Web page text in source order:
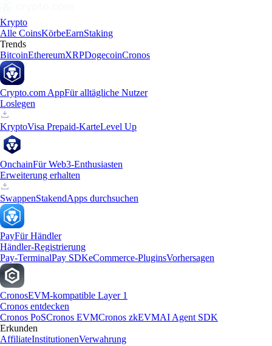
Krypto
Alle CoinsKörbeEarnStaking
Trends
BitcoinEthereumXRPDogecoinCronos
Crypto.com AppFür alltägliche Nutzer
Loslegen
KryptoVisa Prepaid-KarteLevel Up
OnchainFür Web3-Enthusiasten
Erweiterung erhalten
SwappenStakendApps durchsuchen
PayFür Händler
Händler-Registrierung
Pay-TerminalPay SDKeCommerce-PluginsVorhersagen
CronosEVM-kompatible Layer 1
Cronos entdecken
Cronos PoSCronos EVMCronos zkEVMAI Agent SDK
Erkunden
AffiliateInstitutionenVerwahrung